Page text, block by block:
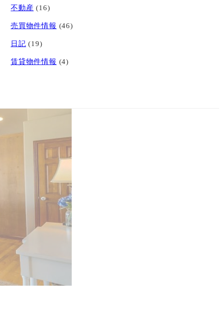
不動産 (16)
売買物件情報 (46)
日記 (19)
賃貸物件情報 (4)